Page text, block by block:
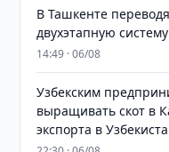
В Ташкенте
двухэтапную систему
14:49 · 06/08
Узбекским
выращивать скот в
экспорта в